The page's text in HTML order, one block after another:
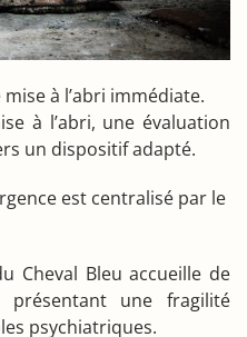
à l’abri immédiate.
à l’abri, une évaluation
un dispositif adapté.
est centralisé par le
Cheval Bleu accueille de
présentant une fragilité
psychiatriques.